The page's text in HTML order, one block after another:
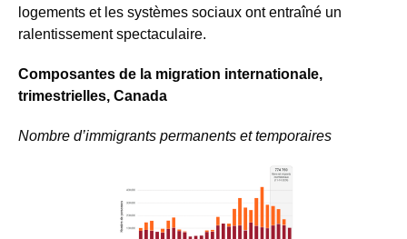
logements et les systèmes sociaux ont entraîné un
ralentissement spectaculaire.
Composantes de la migration internationale,
trimestrielles, Canada
Nombre d’immigrants permanents et temporaires